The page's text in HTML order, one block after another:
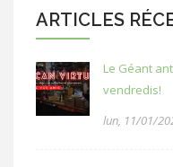
ARTICLES
Le Géant
vendredis!
lun, 11/01/